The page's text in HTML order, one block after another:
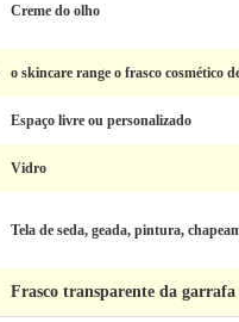
Creme do olho
o skincare range o frasco cosmético
Espaço livre ou personalizado
Vidro
Tela de seda, geada, pintura,
Frasco transparente da